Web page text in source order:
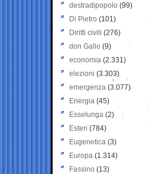
destradipopolo (99)
Di Pietro (101)
Diritti civili (276)
don Gallo (9)
economia (2.331)
elezioni (3.303)
emergenza (3.077)
Energia (45)
Esselunga (2)
Esteri (784)
Eugenetica (3)
Europa (1.314)
Fassino (13)